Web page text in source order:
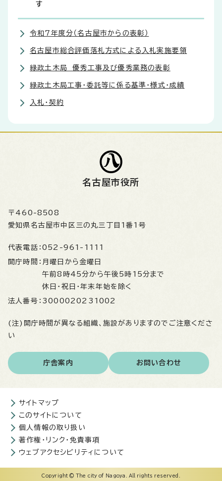
す
令和7年度分（名古屋市からの表彰）
名古屋市総合評価落札方式による入札実施要領
緑政土木局 優秀工事及び優秀業務の表彰
緑政土木局工事・委託等に係る基準・様式・成績
入札・契約
名古屋市役所
〒460-8508
愛知県名古屋市中区三の丸三丁目1番1号
代表電話： 052-961-1111
開庁時間： 月曜日から金曜日
午前8時45分から午後5時15分まで
休日・祝日・年末年始を除く
法人番号： 3000020231002
(注)開庁時間が異なる組織、施設がありますのでご注意くださ
い
庁舎案内 お問い合わせ
サイトマップ
このサイトについて
個人情報の取り扱い
著作権・リンク・免責事項
ウェブアクセシビリティについて
Copyright © The city of Nagoya. All rights reserved.